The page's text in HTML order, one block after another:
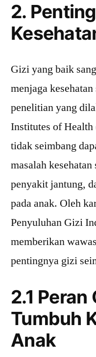
2.
Gizi yang baik
menjaga
penelitian yang
Institutes of
tidak seimbang
masalah
penyakit jantung,
pada anak. Oleh
Penyuluhan Gizi
memberikan
pentingnya gizi
2.1
Tumbuh
Anak